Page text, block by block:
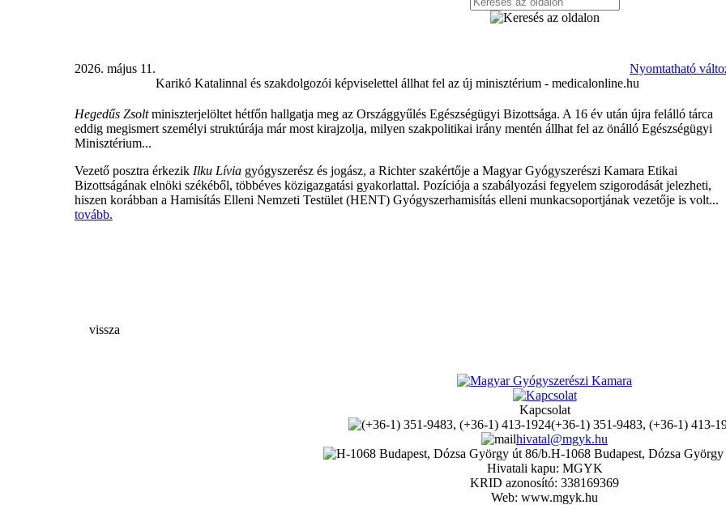
Nyomtatható
2026. május 11.
Karikó Katalinnal és szakdolgozói képviselettel állhat fel az új minisztérium - medicalonline.hu
Hegedűs Zsoltminiszterjelöltet hétfőn hallgatja meg az Országgyűlés Egészségügyi Bizottsága. A 16 év után újra felálló tárca
eddig megismert személyi struktúrája már most kirajzolja, milyen szakpolitikai irány mentén állhat fel az önálló Egészségügyi
Minisztérium...
Vezető posztra érkezik Ilku Lívia gyógyszerész és jogász, a Richter szakértője a Magyar Gyógyszerészi Kamara Etikai
Bizottságának elnöki székéből, többéves közigazgatási gyakorlattal. Pozíciója a szabályozási fegyelem szigorodását jelezheti,
hiszen korábban a Hamisítás Elleni Nemzeti Testület (HENT) Gyógyszerhamisítás elleni munkacsoportjának vezetője is volt...
tovább.
vissza
Kapcsolat
(+36-1) 351-9483, (+36-1) 413-
hivatal@mgyk.hu
H-1068 Budapest, Dózsa
Hivatali kapu: MGYK
KRID azonosító: 338169369
Web: www.mgyk.hu